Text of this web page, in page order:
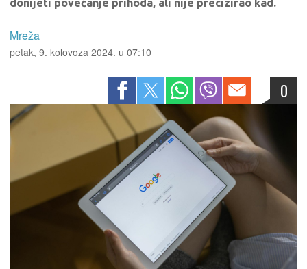
donijeti povećanje prihoda, ali nije precizirao kad.
Mreža
petak, 9. kolovoza 2024. u 07:10
0